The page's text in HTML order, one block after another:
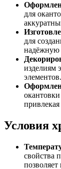
для
для
надёжную
изделиям
элементов.
Условия
свойства